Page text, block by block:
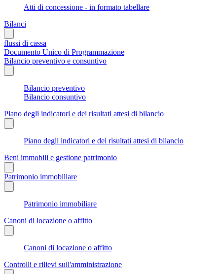
Atti di concessione - in formato tabellare
Bilanci
flussi di cassa
Documento Unico di Programmazione
Bilancio preventivo e consuntivo
Bilancio preventivo
Bilancio consuntivo
Piano degli indicatori e dei risultati attesi di bilancio
Piano degli indicatori e dei risultati attesi di bilancio
Beni immobili e gestione patrimonio
Patrimonio immobiliare
Patrimonio immobiliare
Canoni di locazione o affitto
Canoni di locazione o affitto
Controlli e rilievi sull'amministrazione